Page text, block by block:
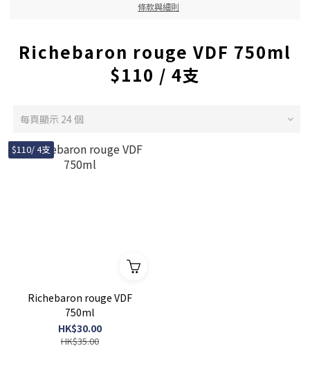
條款與細則
Richebaron rouge VDF 750ml
$110 / 4支
每頁顯示 24 個
$110/ 4支
Richebaron rouge VDF
750ml
HK$30.00
HK$35.00